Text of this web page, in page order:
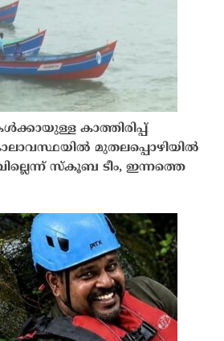
കാത്തിരിപ്പ്
മുതലപ്പൊഴിയിൽ
സ്കൂബ ടീം, ഇന്നത്തെ